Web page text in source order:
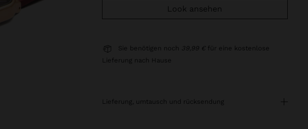
Look ansehen
Sie benötigen noch 39,99 €
für eine kostenlose
Lieferung nach Hause
lieferung, umtausch und rücksendung